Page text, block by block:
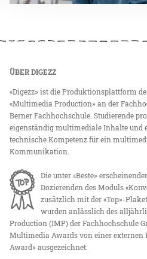
ÜBER DIGEZZ
«Digezz» ist die Produktionsplattform
«Multimedia Production» an der
Berner Fachhochschule. Studierende
eigenständig multimediale Inhalte und
technische Kompetenz für ein
Kommunikation.
Die unter «Beste»
Dozierenden des Moduls
zusätzlich mit der «Top»-
wurden anlässlich des
Production (IMP) der Fachhochschule
Multimedia Awards von einer externen
Award» ausgezeichnet.